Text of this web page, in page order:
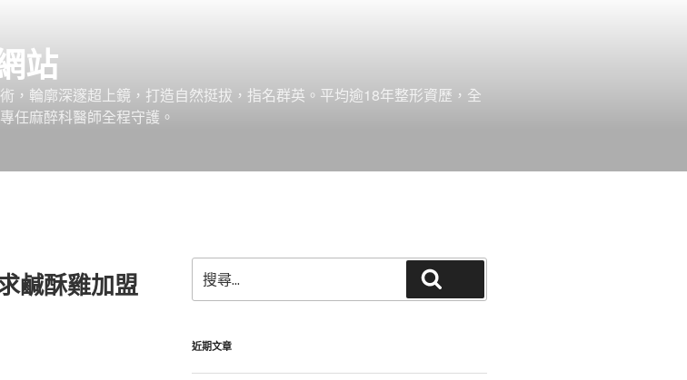
站
，輪廓深邃超上鏡，打造自然挺拔，指名群英。平均逾18年整形資歷，全
任麻醉科醫師全程守護。
鹹酥雞加盟
尋
關
字:
近期文章